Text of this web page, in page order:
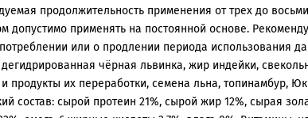
продолжительность применения от трех до
допустимо применять на постоянной основе.
или о продлении периода использования
чёрная львинка, жир индейки,
их переработки, семена льна, топинамбур,
состав: сырой протеин 21%, сырой жир 12%, сырая